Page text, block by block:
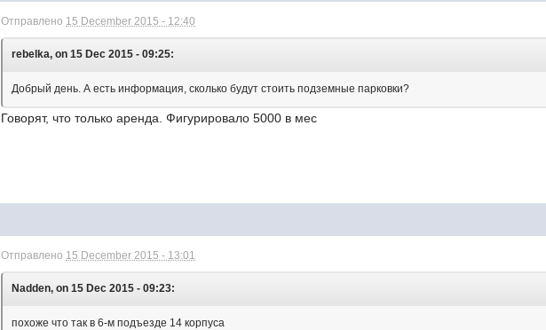
Отправлено 15 December 2015 - 12:40
rebelka, on 15 Dec 2015 - 09:25:
Добрый день. А есть информация, сколько будут стоить подземные парковки?
Говорят, что только аренда. Фигурировало 5000 в мес
Отправлено 15 December 2015 - 13:01
Nadden, on 15 Dec 2015 - 09:23:
похоже что так в 6-м подъезде 14 корпуса